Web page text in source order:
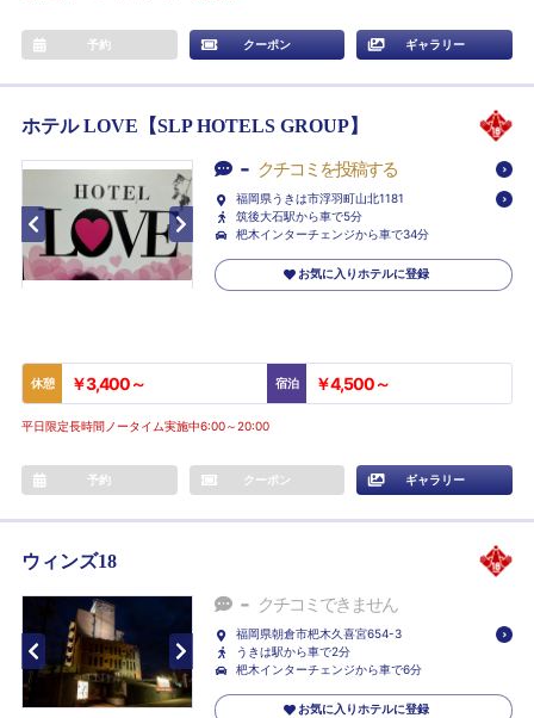
予約 クーポン ギャラリー
ホテル LOVE【SLP HOTELS GROUP】
- クチコミを投稿する
福岡県うきは市浮羽町山北1181
筑後大石駅から車で5分
杷木インターチェンジから車で34分
お気に入りホテルに登録
休憩 ￥3,400～ 宿泊 ￥4,500～
平日限定長時間ノータイム実施中6:00～20:00
予約 クーポン ギャラリー
ウィンズ18
- クチコミできません
福岡県朝倉市杷木久喜宮654-3
うきは駅から車で2分
杷木インターチェンジから車で6分
お気に入りホテルに登録